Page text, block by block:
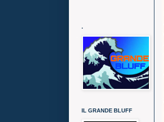
.
IL GRANDE BLUFF